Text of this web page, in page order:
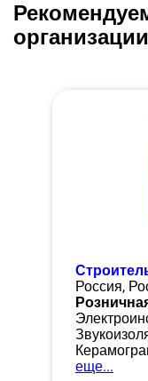
организации
Россия,
еще...